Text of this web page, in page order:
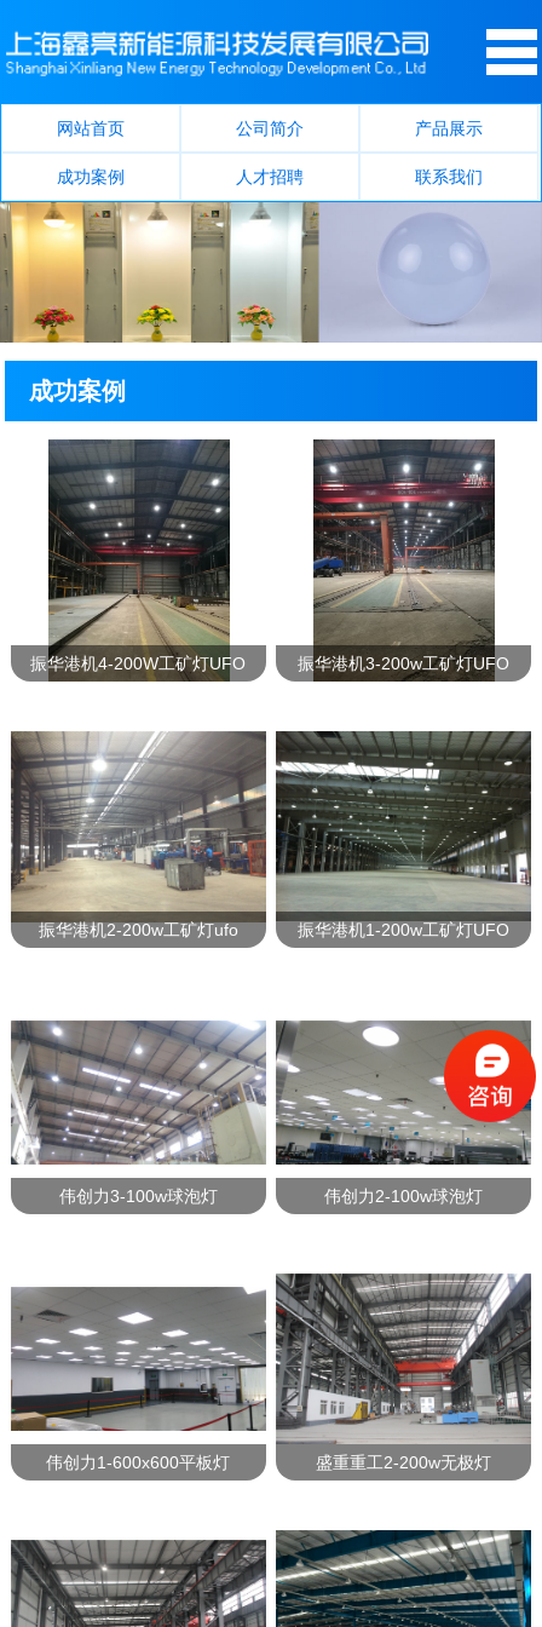
网站首页 公司简介 产品展示
成功案例 人才招聘 联系我们
成功案例
振华港机4-200W工矿灯UFO 振华港机3-200w工矿灯UFO
振华港机2-200w工矿灯ufo 振华港机1-200w工矿灯UFO
伟创力3-100w球泡灯 伟创力2-100w球泡灯
伟创力1-600x600平板灯 盛重重工2-200w无极灯